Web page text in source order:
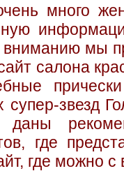
много
вниманию мы
салона
супер-звезд
даны
где
где можно